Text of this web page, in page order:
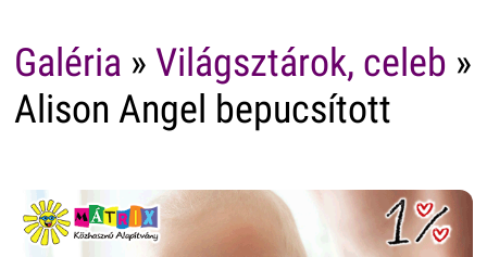
Galéria » Világsztárok, celeb »
Alison Angel bepucsított